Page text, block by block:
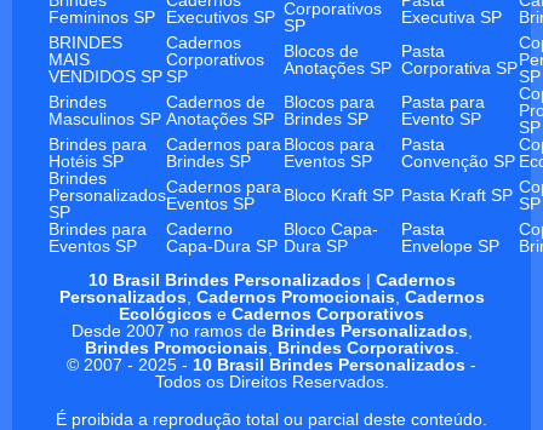
Femininos SP
Executivos SP Corporativos
SP
Executiva SP
BRINDES
MAIS
VENDIDOS SP
Cadernos
Corporativos
SP
Blocos de
Anotações SP
Pasta
Corporativa SPSP
Brindes
Masculinos SP
Cadernos de
Anotações SP
Blocos para
Brindes SP
Pasta para
Evento SP
SP
Brindes para
Hotéis SP
Cadernos para
Brindes SP
Blocos para
Eventos SP
Pasta
Convenção SP
Brindes
Personalizados
SP
Cadernos para
Eventos SP
Bloco Kraft SP Pasta Kraft SP SP
Brindes para
Eventos SP
Caderno
Capa-Dura SP
Bloco Capa-
Dura SP
Pasta
Envelope SP
10 Brasil Brindes Personalizados| Cadernos
Personalizados, Cadernos Promocionais, Cadernos
Ecológicos e Cadernos Corporativos
Desde 2007 no ramos de Brindes Personalizados,
Brindes Promocionais, Brindes Corporativos.
© 2007 - 2025 - 10 Brasil Brindes Personalizados -
Todos os Direitos Reservados.
É proibida a reprodução total ou parcial deste conteúdo.